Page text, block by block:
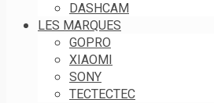
DASHCAM
LES MARQUES
GOPRO
XIAOMI
SONY
TECTECTEC